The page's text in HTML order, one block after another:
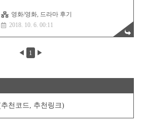
하기 위해 추적했던 실제 비밀 요원들의 이
야기를 담고 있다. 작전 진행과정은 약간은
지루하게 느껴질수도 있지만 생포하고 이스
라엘로 송환하기까지의 과정을 사실적으로
화를 보는동안 가슴이 먹먹해 진다. 영화 오
퍼레이션 피날레(Operation Finale, 2018) 후
션 피날레(Operation Finale) - 2018 제작 - 미
상관람가, 122분 - 감독 : ..
영화/영화, 드라마 후기
2018. 10. 6. 00:11
◀ 1 ▶
천코드, 추천링크)